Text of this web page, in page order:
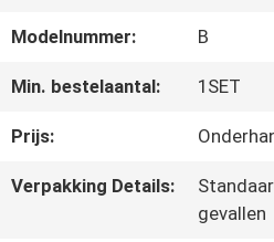
FABRIEKSREIS
Modelnummer: B
Min. bestelaantal: 1SET
Prijs:
Verpakking Details:
gevallen